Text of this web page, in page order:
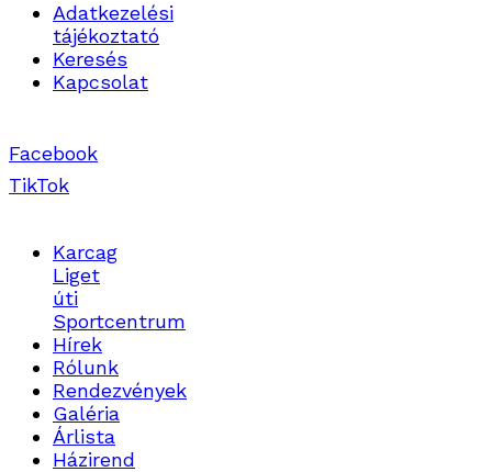
Adatkezelési
tájékoztató
Keresés
Kapcsolat
Facebook
TikTok
Karcag
Liget
úti
Sportcentrum
Hírek
Rólunk
Rendezvények
Galéria
Árlista
Házirend